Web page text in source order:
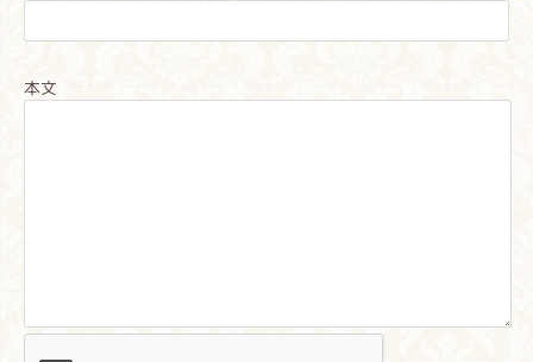
本文